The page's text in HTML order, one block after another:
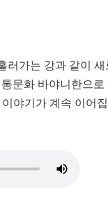
러가는 강과 같이
문화 바야니한으
야기가 계속 이어